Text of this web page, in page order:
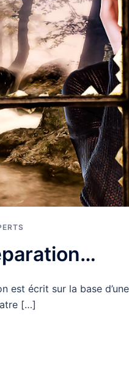
est écrit sur la base
[…]